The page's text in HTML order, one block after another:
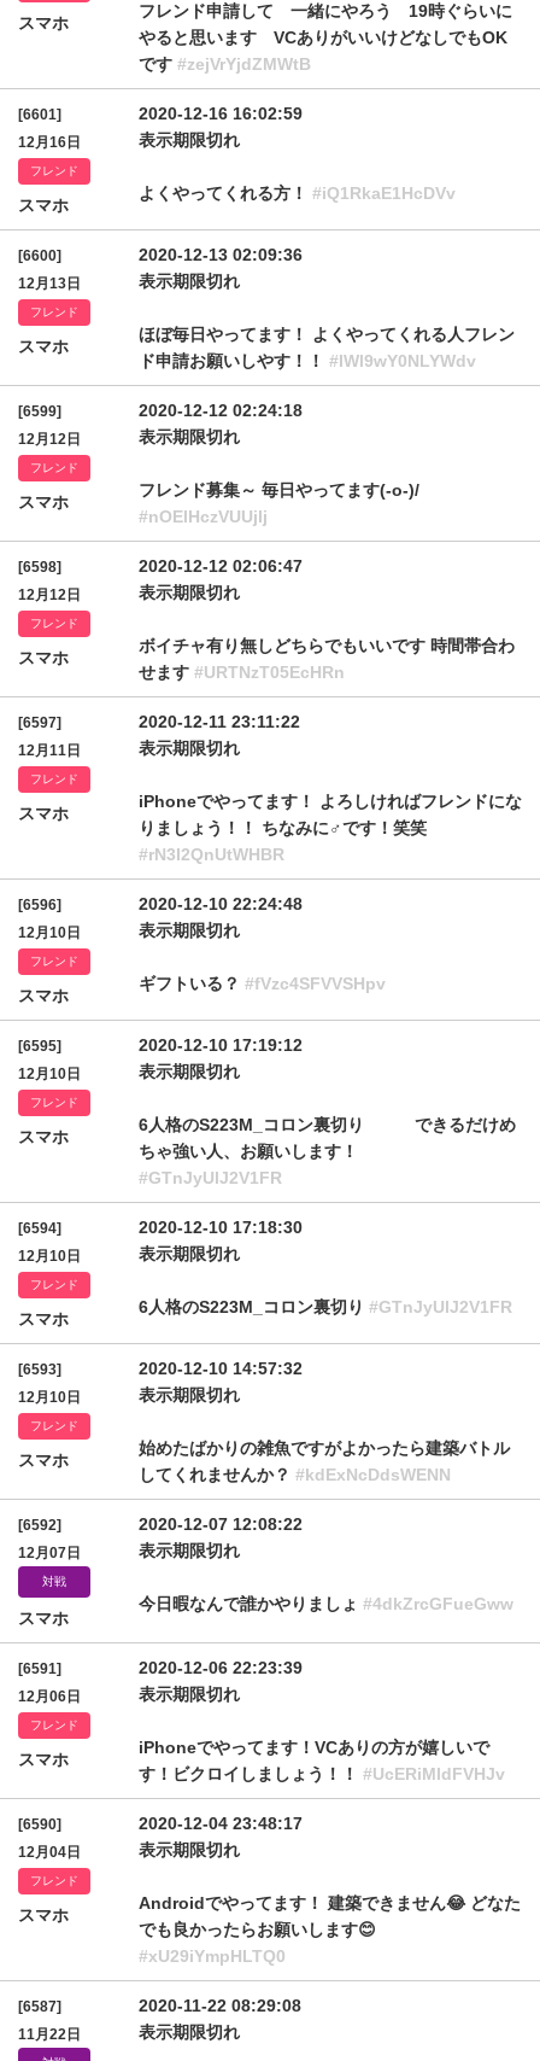
スマホ
フレンド申請して 一緒にやろう 19時ぐらいに
やると思います VCありがいいけどなしでもOK
です #zejVrYjdZMWtB
[6601]
12月16日
フレンド
スマホ
2020-12-16 16:02:59
表示期限切れ
よくやってくれる方！ #iQ1RkaE1HcDVv
[6600]
12月13日
フレンド
スマホ
2020-12-13 02:09:36
表示期限切れ
ほぼ毎日やってます！ よくやってくれる人フレン
ド申請お願いしやす！！ #IWl9wY0NLYWdv
[6599]
12月12日
フレンド
スマホ
2020-12-12 02:24:18
表示期限切れ
フレンド募集～ 毎日やってます(-o-)/
#nOElHczVUUjlj
[6598]
12月12日
フレンド
スマホ
2020-12-12 02:06:47
表示期限切れ
ボイチャ有り無しどちらでもいいです 時間帯合わ
せます #URTNzT05EcHRn
[6597]
12月11日
フレンド
スマホ
2020-12-11 23:11:22
表示期限切れ
iPhoneでやってます！ よろしければフレンドにな
りましょう！！ ちなみに♂︎です！笑笑
#rN3I2QnUtWHBR
[6596]
12月10日
フレンド
スマホ
2020-12-10 22:24:48
表示期限切れ
ギフトいる？ #fVzc4SFVVSHpv
[6595]
12月10日
フレンド
スマホ
2020-12-10 17:19:12
表示期限切れ
6人格のS223M_コロン裏切り できるだけめ
ちゃ強い人、お願いします！
#GTnJyUlJ2V1FR
[6594]
12月10日
フレンド
スマホ
2020-12-10 17:18:30
表示期限切れ
6人格のS223M_コロン裏切り #GTnJyUlJ2V1FR
[6593]
12月10日
フレンド
スマホ
2020-12-10 14:57:32
表示期限切れ
始めたばかりの雑魚ですがよかったら建築バトル
してくれませんか？ #kdExNcDdsWENN
[6592]
12月07日
対戦
スマホ
2020-12-07 12:08:22
表示期限切れ
今日暇なんで誰かやりましょ #4dkZrcGFueGww
[6591]
12月06日
フレンド
スマホ
2020-12-06 22:23:39
表示期限切れ
iPhoneでやってます！VCありの方が嬉しいで
す！ビクロイしましょう！！ #UcERiMldFVHJv
[6590]
12月04日
フレンド
スマホ
2020-12-04 23:48:17
表示期限切れ
Androidでやってます！ 建築できません😂 どなた
でも良かったらお願いします😊
#xU29iYmpHLTQ0
[6587]
11月22日
2020-11-22 08:29:08
表示期限切れ